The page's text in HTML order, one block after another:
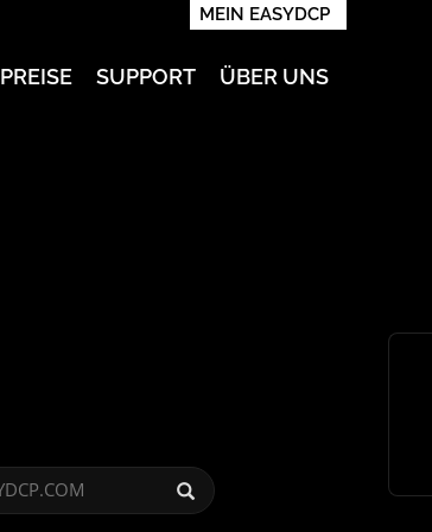
MEIN EASYDCP
PREISE SUPPORT ÜBER UNS